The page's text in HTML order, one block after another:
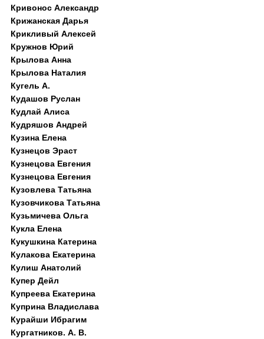
Кривонос Александр
Крижанская Дарья
Крикливый Алексей
Кружнов Юрий
Крылова Анна
Крылова Наталия
Кугель А.
Кудашов Руслан
Кудлай Алиса
Кудряшов Андрей
Кузина Елена
Кузнецов Эраст
Кузнецова Евгения
Кузнецова Евгения
Кузовлева Татьяна
Кузовчикова Татьяна
Кузьмичева Ольга
Кукла Елена
Кукушкина Катерина
Кулакова Екатерина
Кулиш Анатолий
Купер Дейл
Купреева Екатерина
Куприна Владислава
Курайши Ибрагим
Кургатников. А. В.